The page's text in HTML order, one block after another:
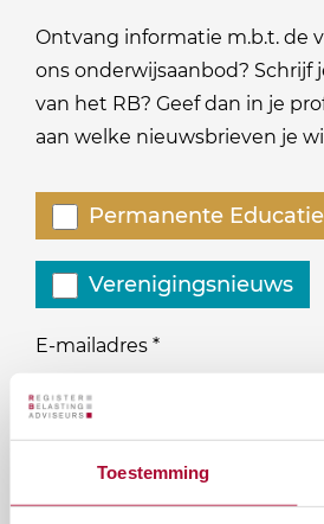
Toestemming
Ontvang informatie m.b.t. de
ons onderwijsaanbod? Schrijf
van het RB? Geef dan in je
aan welke nieuwsbrieven je
E-mailadres *
naam@bedrijf.nl
Welke
nieuwsbrieven
zou
je
willen
Permanente
Verenigingsnieuws